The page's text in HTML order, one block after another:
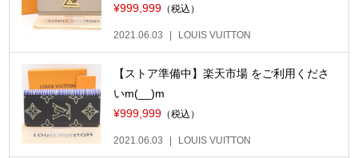
¥999,999 （税込）
2021.06.03 LOUIS VUITTON
【ストア準備中】楽天市場 をご利用くださ
いm(__)m
¥999,999 （税込）
2021.06.03 LOUIS VUITTON